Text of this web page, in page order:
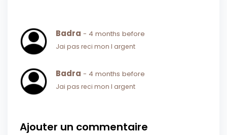
Badra - 4 months before
Jai pas reci mon l argent
Badra - 4 months before
Jai pas reci mon l argent
Ajouter un commentaire